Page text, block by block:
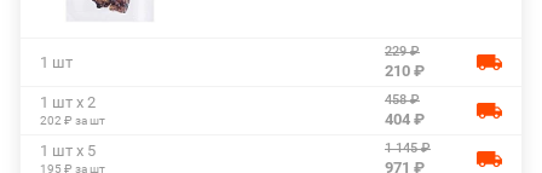
1 шт
229 ₽
210 ₽
1 шт х 2
202 ₽ за шт
458 ₽
404 ₽
1 шт х 5
195 ₽ за шт
1 145 ₽
971 ₽